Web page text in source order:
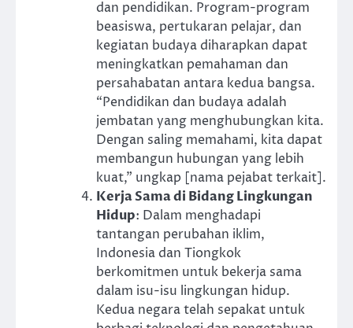
dan pendidikan. Program-program
beasiswa, pertukaran pelajar, dan
kegiatan budaya diharapkan dapat
meningkatkan pemahaman dan
persahabatan antara kedua bangsa.
“Pendidikan dan budaya adalah
jembatan yang menghubungkan kita.
Dengan saling memahami, kita dapat
membangun hubungan yang lebih
kuat,” ungkap [nama pejabat terkait].
Kerja Sama di Bidang Lingkungan
Hidup: Dalam menghadapi
tantangan perubahan iklim,
Indonesia dan Tiongkok
berkomitmen untuk bekerja sama
dalam isu-isu lingkungan hidup.
Kedua negara telah sepakat untuk